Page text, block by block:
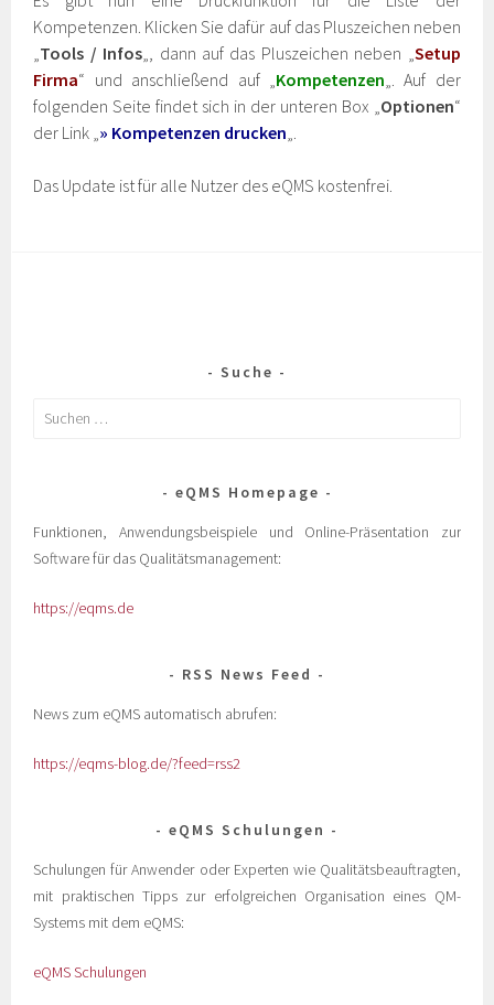
Kompetenzen. Klicken Sie dafür auf das Pluszeichen neben
„Tools / Infos„, dann auf das Pluszeichen neben „Setup
Firma“ und anschließend auf „Kompetenzen„. Auf der
folgenden Seite findet sich in der unteren Box „Optionen“
der Link „» Kompetenzen drucken„.
Das Update ist für alle Nutzer des eQMS kostenfrei.
Suche
eQMS Homepage
Funktionen, Anwendungsbeispiele und Online-Präsentation zur
Software für das Qualitätsmanagement:
https://eqms.de
RSS News Feed
News zum eQMS automatisch abrufen:
https://eqms-blog.de/?feed=rss2
eQMS Schulungen
Schulungen für Anwender oder Experten wie Qualitätsbeauftragten,
mit praktischen Tipps zur erfolgreichen Organisation eines QM-
Systems mit dem eQMS:
eQMS Schulungen